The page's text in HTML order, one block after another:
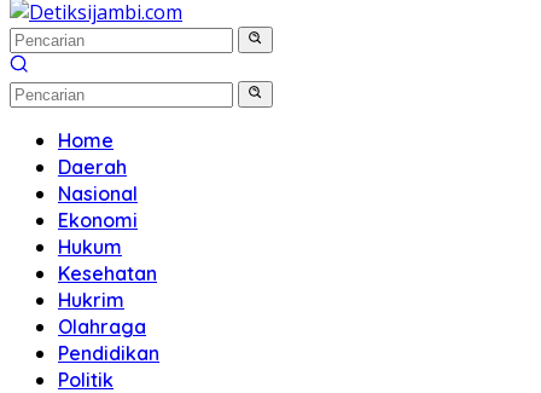
Home
Daerah
Nasional
Ekonomi
Hukum
Kesehatan
Hukrim
Olahraga
Pendidikan
Politik